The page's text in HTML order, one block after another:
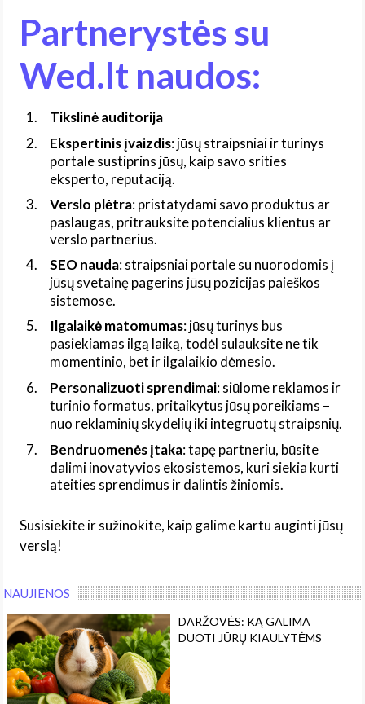
Partnerystės su
Wed.lt naudos:
Tikslinė auditorija
Ekspertinis įvaizdis: jūsų straipsniai ir turinys
portale sustiprins jūsų, kaip savo srities
eksperto, reputaciją.
Verslo plėtra: pristatydami savo produktus ar
paslaugas, pritrauksite potencialius klientus ar
verslo partnerius.
SEO nauda: straipsniai portale su nuorodomis į
jūsų svetainę pagerins jūsų pozicijas paieškos
sistemose.
Ilgalaikė matomumas: jūsų turinys bus
pasiekiamas ilgą laiką, todėl sulauksite ne tik
momentinio, bet ir ilgalaikio dėmesio.
Personalizuoti sprendimai: siūlome reklamos ir
turinio formatus, pritaikytus jūsų poreikiams –
nuo reklaminių skydelių iki integruotų straipsnių.
Bendruomenės įtaka: tapę partneriu, būsite
dalimi inovatyvios ekosistemos, kuri siekia kurti
ateities sprendimus ir dalintis žiniomis.
Susisiekite ir sužinokite, kaip galime kartu auginti jūsų
verslą!
NAUJIENOS
DARŽOVĖS: KĄ GALIMA
DUOTI JŪRŲ KIAULYTĖMS